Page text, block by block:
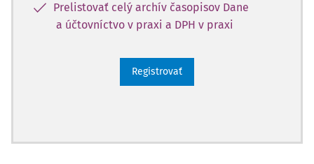
Prelistovať celý archív časopisov Dane
a účtovníctvo v praxi a DPH v praxi
Registrovať